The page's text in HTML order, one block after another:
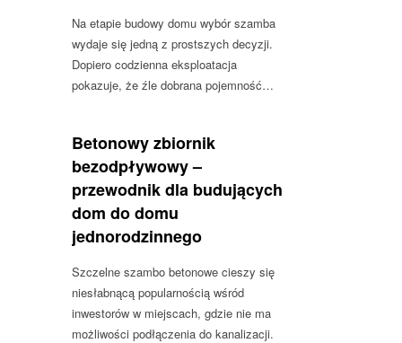
Na etapie budowy domu wybór szamba
wydaje się jedną z prostszych decyzji.
Dopiero codzienna eksploatacja
pokazuje, że źle dobrana pojemność…
Betonowy zbiornik
bezodpływowy –
przewodnik dla budujących
dom do domu
jednorodzinnego
Szczelne szambo betonowe cieszy się
niesłabnącą popularnością wśród
inwestorów w miejscach, gdzie nie ma
możliwości podłączenia do kanalizacji.